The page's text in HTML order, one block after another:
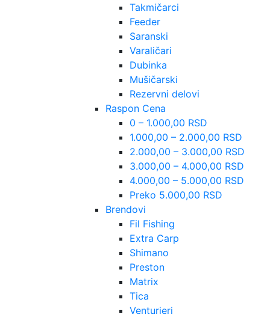
Takmičarci
Feeder
Saranski
Varaličari
Dubinka
Mušičarski
Rezervni delovi
Raspon Cena
0 – 1.000,00 RSD
1.000,00 – 2.000,00 RSD
2.000,00 – 3.000,00 RSD
3.000,00 – 4.000,00 RSD
4.000,00 – 5.000,00 RSD
Preko 5.000,00 RSD
Brendovi
Fil Fishing
Extra Carp
Shimano
Preston
Matrix
Tica
Venturieri